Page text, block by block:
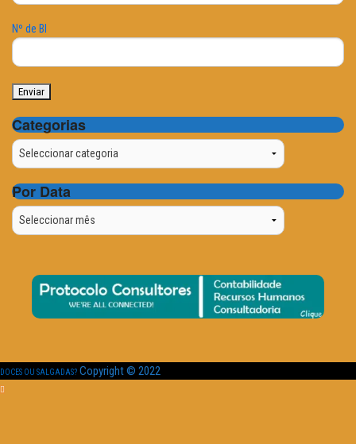
Nº de BI
Categorias
Categorias
Por Data
Por
Data
DOCES OU SALGADAS? Copyright © 2022